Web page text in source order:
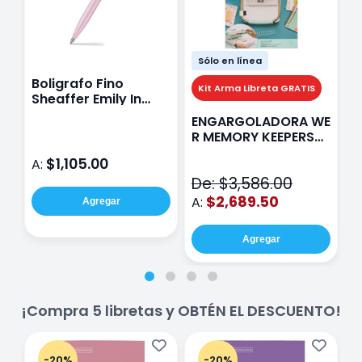
Boligrafo Fino
Sheaffer Emily In
A: $1,105.00
Agregar
Sólo en línea
Kit Arma Libreta GRATIS
ENGARGOLADORA WE
R MEMORY KEEPERS
De: $3,586.00
A: $2,689.50
Agregar
¡Compra 5 libretas y OBTÉN EL DESCUENTO!